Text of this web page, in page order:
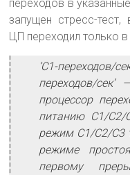
переходов в
запущен стресс-
ЦП переходил только
‘С1-переходов/
переходов/сек’
процессор
питанию С1/С2/
режим С1/С2/С3
режиме
первому